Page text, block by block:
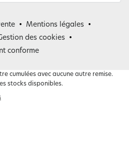
Mentions légales
des cookies
conforme
cumulées avec aucune autre remise.
stocks disponibles.